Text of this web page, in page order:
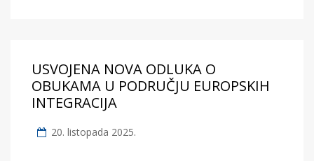
USVOJENA NOVA ODLUKA O
OBUKAMA U PODRUČJU EUROPSKIH
INTEGRACIJA
20. listopada 2025.